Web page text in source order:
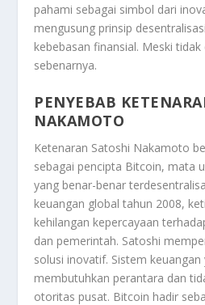
pahami sebagai simbol dari
mengusung prinsip
kebebasan finansial. Meski
sebenarnya.
PENYEBAB
NAKAMOTO
Ketenaran Satoshi Nakamoto
sebagai pencipta Bitcoin, mata
yang benar-benar
keuangan global tahun 2008,
kehilangan kepercayaan
dan pemerintah. Satoshi
solusi inovatif. Sistem keuangan
membutuhkan perantara dan
otoritas pusat. Bitcoin hadir